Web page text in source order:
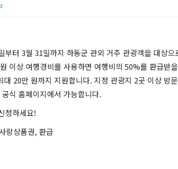
부터 3월 31일까지 하동군 관외 거주 관광객을 대상으
이상 여행경비를 사용하면 여행비의 50%를 환급받
20만 원까지 지원합니다. 지정 관광지 2곳 이상 방
식 홈페이지에서 가능합니다.
청하세요!
랑상품권, 환급